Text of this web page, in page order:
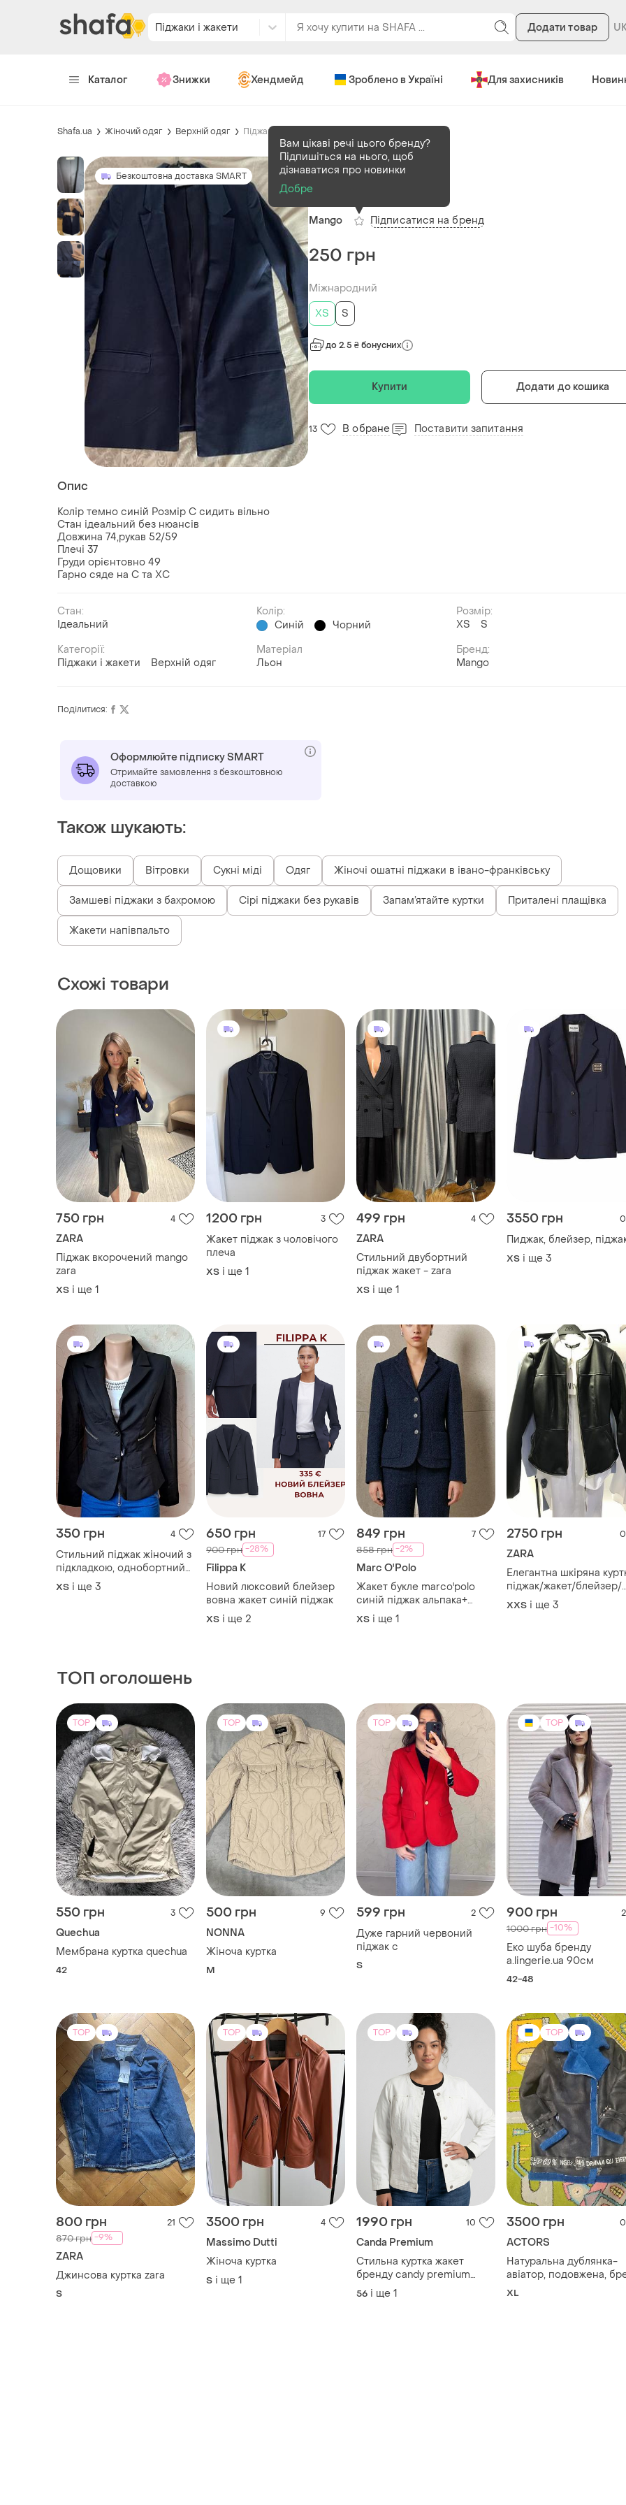
Піджаки і жакети Додати товар
Каталог Знижки Хендмейд Зроблено в Україні Для захисників
Shafa.ua Жіночий одяг Верхній одяг Піджаки і жакети
Безкоштовна доставка SMART
В наявності 1 шт
Льняний піджак
Mango
Вам цікаві речі цього бренду?
Підпишіться на нього, щоб
дізнаватися про новинки
Добре
Підписатися на бренд
250 грн
Міжнародний
ХS
S
до 2.5 ₴ бонусних
Купити Додати до кошика
13 В обране Поставити запитання
Опис
Колір темно синій Розмір С сидить вільно
Стан ідеальний без нюансів
Довжина 74,рукав 52/59
Плечі 37
Груди орієнтовно 49
Гарно сяде на С та ХС
Стан:
Ідеальний
Колір:
Синій
Чорний
Розмір:
ХS
S
Категорії:
Піджаки і жакети
Верхній одяг
Матеріал
Льон
Бренд:
Mango
Поділитися:
Оформлюйте підписку SMART
Отримайте замовлення з безкоштовною
доставкою
Також шукають:
Дощовики Вітровки Сукні міді Одяг Жіночі ошатні піджаки в івано-франківську
Замшеві піджаки з бахромою Сірі піджаки без рукавів Запам’ятайте куртки Приталені плащівка
Жакети напівпальто
Схожі товари
750 грн 4
ZARA
Піджак вкорочений mango
zara
ХS і ще 1
1200 грн 3
Жакет піджак з чоловічого
плеча
ХS і ще 1
499 грн 4
ZARA
Стильний двубортний
піджак жакет - zara
ХS і ще 1
3550 грн 0
Пиджак, блейзер,
ХS і ще 3
350 грн 4
Стильний піджак жіночий з
підкладкою, однобортний
жакет підлітковий для
дівчат, піджак з
ХS і ще 3
650 грн 17
900 грн -28%
Filippa K
Новий люксовий блейзер
вовна жакет синій піджак
ХS і ще 2
849 грн 7
858 грн -2%
Marc O'Polo
Жакет букле marco'polo
синій піджак альпака+
вовна
ХS і ще 1
2750 грн 0
ZARA
Елегантна шкіряна
піджак/жакет/блейзер/
бомбер zara.
XХS і ще 3
ТОП оголошень
TOP
550 грн 3
Quechua
Мембрана куртка quechua
42
TOP
500 грн 9
NONNA
Жіноча куртка
M
TOP
599 грн 2
Дуже гарний червоний
піджак с
S
TOP
900 грн 2
1000 грн -10%
Еко шуба бренду
a.lingerie.ua 90см
42-48
TOP
800 грн 21
870 грн -9%
ZARA
Джинсова куртка zara
S
TOP
3500 грн 4
Massimo Dutti
Жіноча куртка
S і ще 1
TOP
1990 грн 10
Canda Premium
Стильна куртка жакет
бренду candy premium
батал.
56 і ще 1
TOP
3500 грн 0
ACTORS
Натуральна дублянка-
авіатор, подовжена,
actors, дуже тепла, на
XL